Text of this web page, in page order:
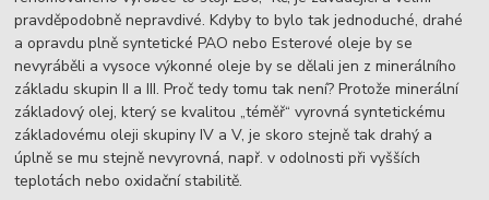
pravděpodobně nepravdivé. Kdyby to bylo tak jednoduché, drahé
a opravdu plně syntetické PAO nebo Esterové oleje by se
nevyráběli a vysoce výkonné oleje by se dělali jen z minerálního
základu skupin II a III.Proč tedy tomu tak není? Protože minerální
základový olej, který se kvalitou „téměř“ vyrovná syntetickému
základovému oleji skupiny IV a V,je skoro stejně tak drahý a
úplně se mu stejně nevyrovná, např. v odolnosti při vyšších
teplotách nebo oxidační stabilitě.